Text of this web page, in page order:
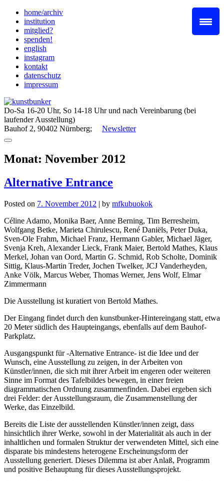
Skip
content
home/archiv
institution
mitglied?
spenden!
english
instagram
kontakt
datenschutz
impressum
Do-Sa 16-20 Uhr, So 14-18 Uhr und nach Vereinbarung (bei
laufender Ausstellung)
Bauhof 2, 90402 Nürnberg; Newsletter
Monat: November 2012
Alternative Entrance
Posted on 7. November 2012 | by mfkubuokok
Céline Adamo, Monika Baer, Anne Berning, Tim Berresheim,
Wolfgang Betke, Marieta Chirulescu, René Daniëls, Peter Duka,
Sven-Ole Frahm, Michael Franz, Hermann Gabler, Michael Jäger,
Svenja Kreh, Alexander Lieck, Frank Maier, Bertold Mathes, Klaus
Merkel, Johan van Oord, Martin G. Schmid, Rob Scholte, Dominik
Sittig, Klaus-Martin Treder, Jochen Twelker, JCJ Vanderheyden,
Anke Völk, Marcus Weber, Thomas Werner, Jens Wolf, Elmar
Zimmermann
Die Ausstellung ist kuratiert von Bertold Mathes.
Der Eingang findet durch den kunstbunker-Hintereingang statt, etwa
20 Meter südlich des Haupteingangs, ebenfalls auf dem Bauhof-
Parkplatz.
Ausgangspunkt für -Alternative Entrance- ist die Idee und der
Wunsch, eine Ausstellung zu zeigen, in der Arbeiten von
Künstler/innen, die sich mit ihrer Arbeit im engeren oder weiteren
Sinne im Format des Tafelbildes bewegen, in einer freien
diagrammatischen Ordnung zusammenfinden. Dabei ergeben sich
drei Felder: der Ausstellungsraum, die Zusammenstellung der
Werke, das Einzelbild.
Bereits die Liste der ausstellenden Künstler/innen zeigt, dass
hinsichtlich ihrer Werke, sowohl in der Materialität als auch in der
inhaltlichen und formalen Struktur der verwendeten Mittel, sich eine
disparate bis mindestens heterogene Erscheinungsform der
Ausstellung generiert. Dieses Dilemma ist aber Anlaß, Programm
und positive Behauptung für dieses Ausstellungsprojekt.